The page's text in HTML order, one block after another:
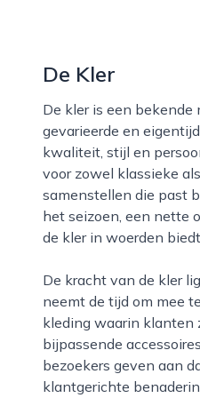
De Kler
De kler is een bekende modewinkel in woerden waar bezoekers terechtkunnen voor een
gevarieerde en
kwaliteit, stijl en
voor zowel klassieke
samenstellen die past
het seizoen, een nette
de kler in woerden
De kracht van de kler ligt in de zorgvuldige selectie van merken en de deskundige service. Het team
neemt de tijd om mee
kleding waarin klanten
bijpassende
bezoekers geven aan
klantgerichte